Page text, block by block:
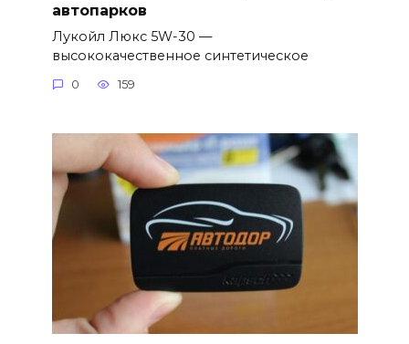
автопарков
Лукойл Люкс 5W-30 —
высококачественное синтетическое
0 159